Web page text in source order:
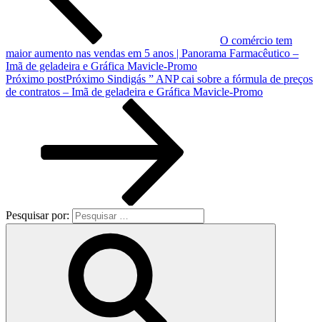
O comércio tem
maior aumento nas vendas em 5 anos | Panorama Farmacêutico –
Imã de geladeira e Gráfica Mavicle-Promo
Próximo postPróximo Sindigás ” ANP cai sobre a fórmula de preços
de contratos – Imã de geladeira e Gráfica Mavicle-Promo
Pesquisar por: